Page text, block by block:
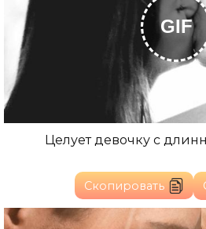
GIF
Целует девочку с
Скопировать